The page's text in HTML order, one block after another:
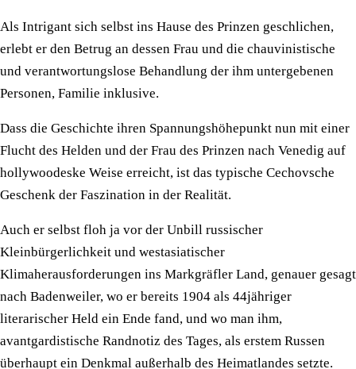
Als Intrigant sich selbst ins Hause des Prinzen geschlichen,
erlebt er den Betrug an dessen Frau und die chauvinistische
und verantwortungslose Behandlung der ihm untergebenen
Personen, Familie inklusive.
Dass die Geschichte ihren Spannungshöhepunkt nun mit einer
Flucht des Helden und der Frau des Prinzen nach Venedig auf
hollywoodeske Weise erreicht, ist das typische Cechovsche
Geschenk der Faszination in der Realität.
Auch er selbst floh ja vor der Unbill russischer
Kleinbürgerlichkeit und westasiatischer
Klimaherausforderungen ins Markgräfler Land, genauer gesagt
nach Badenweiler, wo er bereits 1904 als 44jähriger
literarischer Held ein Ende fand, und wo man ihm,
avantgardistische Randnotiz des Tages, als erstem Russen
überhaupt ein Denkmal außerhalb des Heimatlandes setzte.